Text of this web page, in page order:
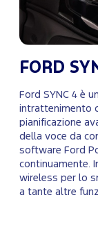
FORD
Ford SYNC 4 è
intrattenimento
pianificazione
della voce da
software Ford
continuamente.
wireless per lo
a tante altre